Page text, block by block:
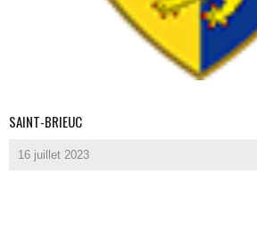
SAINT-BRIEUC
16 juillet 2023